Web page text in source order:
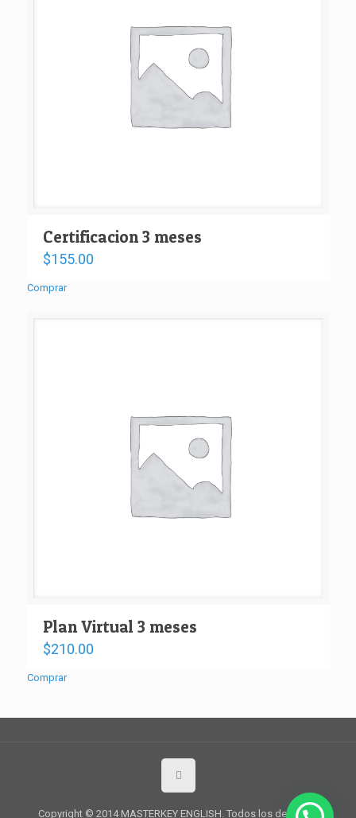
Certificacion 3 meses
$155.00
Comprar
Plan Virtual 3 meses
$210.00
Comprar
Copyright © 2014 MASTERKEY ENGLISH. Todos los derechos